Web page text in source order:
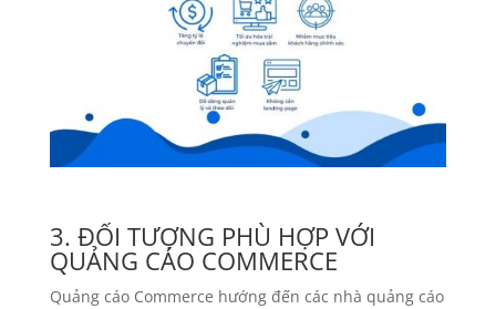
3. ĐỐI TƯỢNG PHÙ HỢP VỚI
QUẢNG CÁO COMMERCE
Quảng cáo Commerce hướng đến các nhà quảng cáo